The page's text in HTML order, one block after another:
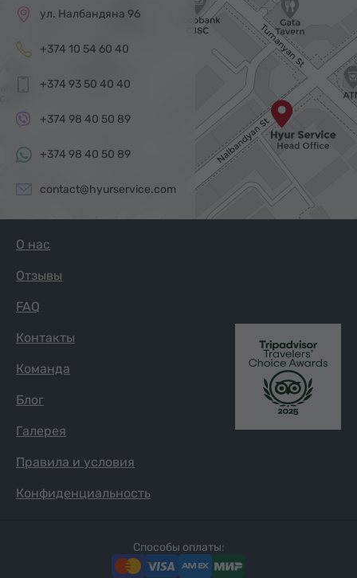
ул. Налбандяна 96
+374 10 54 60 40
+374 93 50 40 40
+374 98 40 50 89
+374 98 40 50 89
contact@hyurservice.com
О нас
Отзывы
FAQ
Контакты
Команда
Блог
Галерея
Правила и условия
Конфиденциальность
Способы оплаты: